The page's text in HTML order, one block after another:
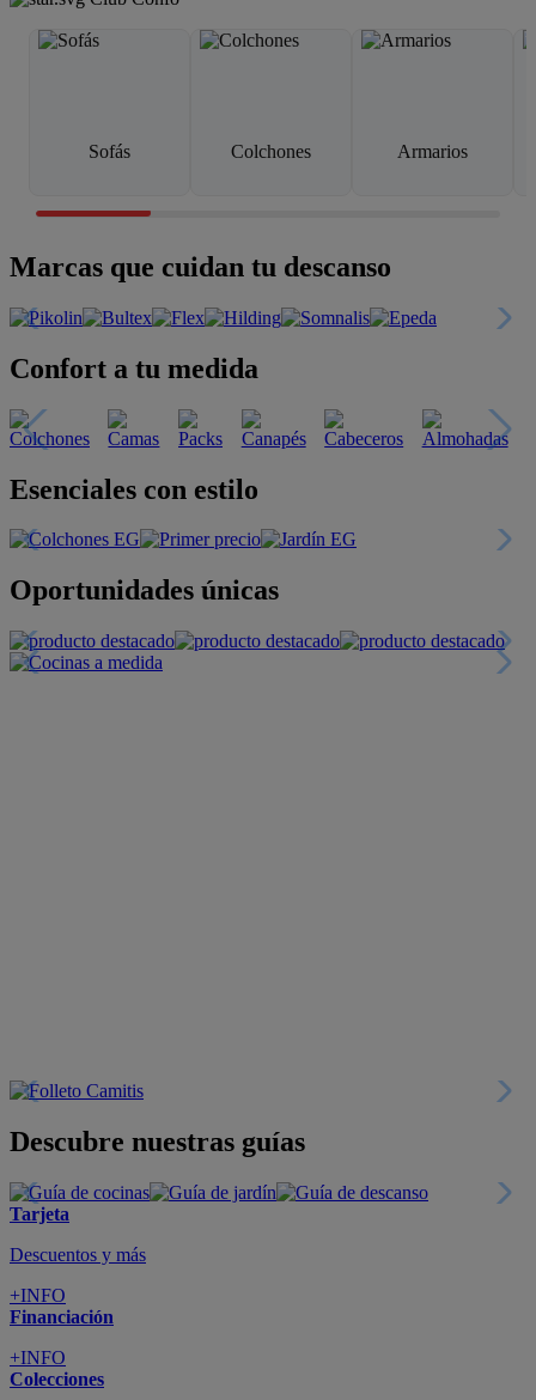
Sofás Colchones Armarios
Marcas que cuidan tu descanso
Confort a tu medida
Esenciales con estilo
Oportunidades únicas
Descubre nuestras guías
Tarjeta
Descuentos y más
+INFO
Financiación
+INFO
Colecciones